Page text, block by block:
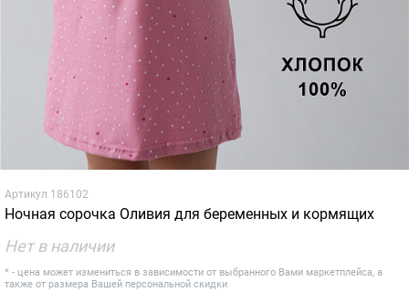
Артикул 186102
Ночная сорочка Оливия для беременных и кормящих
Нет в наличии
* - цена может измениться в зависимости от выбранного Вами маркетплейса, а
также от размера Вашей персональной скидки